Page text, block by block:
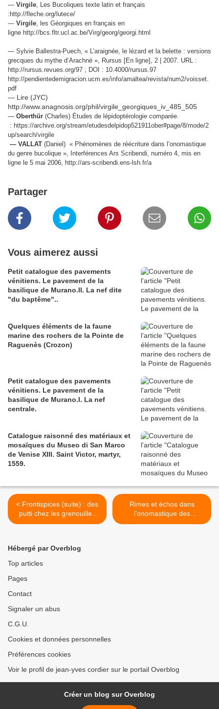
— Virgile , Les Bucoliques texte latin et français
:http://fleche.org/lutece/
— Virgile , les Géorgiques en français en
ligne http://bcs.fltr.ucl.ac.be/Virg/georg/georgi.html
— Sylvie Ballestra-Puech, « L’araignée, le lézard et la belette : versions
grecques du mythe d’Arachné », Rursus [En ligne], 2 | 2007. URL :
http://rursus.revues.org/97 ; DOI : 10.4000/rursus.97
http://pendientedemigracion.ucm.es/info/amaltea/revista/num2/voisset.
pdf
— Lire (JYC)
http://www.anagnosis.org/phil/virgile_georgiques_iv_485_505
— Oberthür (Charles) Études de lépidoptérologie comparée.
: https://archive.org/stream/etudesdelpidop521911ober#page/8/mode/2
up/search/virgile
— VALLAT (Daniel) « Phénomènes de réécriture dans l’onomastique
du genre bucolique », Interférences Ars Scribendi, numéro 4, mis en
ligne le 5 mai 2006, http://ars-scribendi.ens-lsh.fr/a
Partager
Vous aimerez aussi
Petit catalogue des pavements
vénitiens. Le pavement de la
basilique de Murano.II. La nef dite
"du baptême"..
Quelques éléments de la faune
marine des rochers de la Pointe de
Raguenès (Crozon)
Petit catalogue des pavements
vénitiens. Le pavement de la
basilique de Murano.I. La nef
centrale.
Catalogue raisonné des matériaux et
mosaïques du Museo di San Marco
de Venise XIII. Saint Victor, martyr,
1559.
< Frontispices (suite) : des
putti chez les grenouilles
(Roesel, 1758).
Rimes et échos dans
l'onomastique des
rhopalocères du Wiener
Hébergé par Overblog
Top articles
Pages
Contact
Signaler un abus
C.G.U.
Cookies et données personnelles
Préférences cookies
Voir le profil de jean-yves cordier sur le portail Overblog
Créer un blog sur Overblog